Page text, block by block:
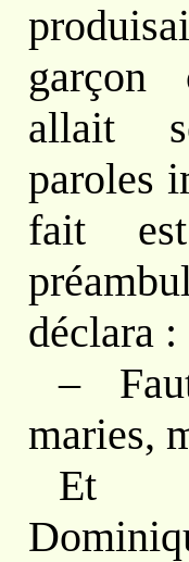
garçon
allait
paroles
fait
déclara :
–
maries,